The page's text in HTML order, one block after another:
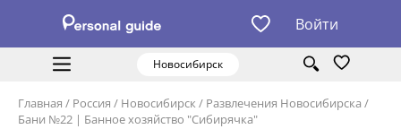
Войти
Новосибирск
Главная / Россия / Новосибирск / Развлечения Новосибирска /
Бани №22 | Банное хозяйство "Сибирячка"